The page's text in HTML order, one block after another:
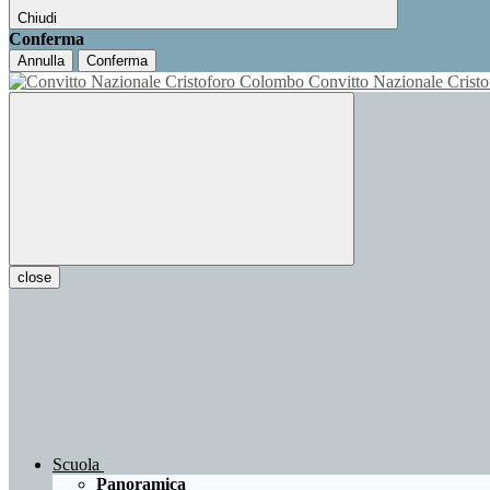
Chiudi
Conferma
Annulla Conferma
Convitto Nazionale
close
Scuola
Panoramica